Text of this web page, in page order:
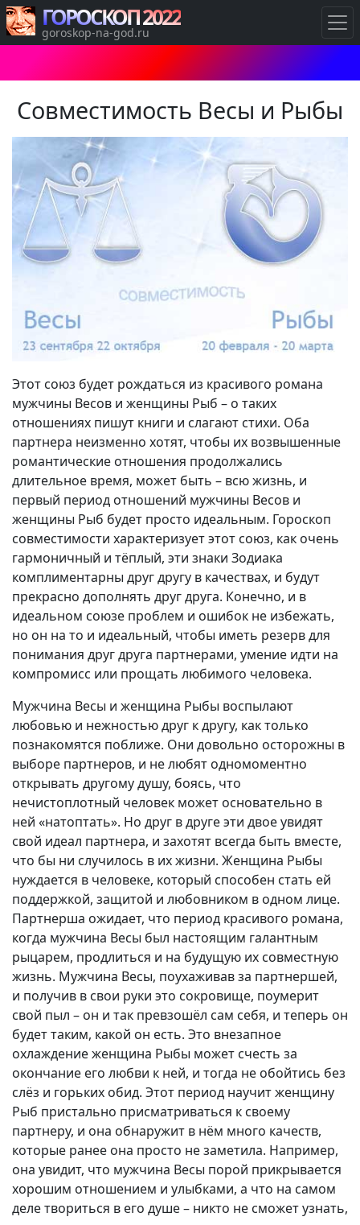
Совместимость Весы и Рыбы
Этот союз будет рождаться из красивого романа
мужчины Весов и женщины Рыб – о таких
отношениях пишут книги и слагают стихи. Оба
партнера неизменно хотят, чтобы их возвышенные
романтические отношения продолжались
длительное время, может быть – всю жизнь, и
первый период отношений мужчины Весов и
женщины Рыб будет просто идеальным. Гороскоп
совместимости характеризует этот союз, как очень
гармоничный и тёплый, эти знаки Зодиака
комплиментарны друг другу в качествах, и будут
прекрасно дополнять друг друга. Конечно, и в
идеальном союзе проблем и ошибок не избежать,
но он на то и идеальный, чтобы иметь резерв для
понимания друг друга партнерами, умение идти на
компромисс или прощать любимого человека.
Мужчина Весы и женщина Рыбы воспылают
любовью и нежностью друг к другу, как только
познакомятся поближе. Они довольно осторожны в
выборе партнеров, и не любят одномоментно
открывать другому душу, боясь, что
нечистоплотный человек может основательно в
ней «натоптать». Но друг в друге эти двое увидят
свой идеал партнера, и захотят всегда быть вместе,
что бы ни случилось в их жизни. Женщина Рыбы
нуждается в человеке, который способен стать ей
поддержкой, защитой и любовником в одном лице.
Партнерша ожидает, что период красивого романа,
когда мужчина Весы был настоящим галантным
рыцарем, продлиться и на будущую их совместную
жизнь. Мужчина Весы, поухаживав за партнершей,
и получив в свои руки это сокровище, поумерит
свой пыл – он и так превзошёл сам себя, и теперь он
будет таким, какой он есть. Это внезапное
охлаждение женщина Рыбы может счесть за
окончание его любви к ней, и тогда не обойтись без
слёз и горьких обид. Этот период научит женщину
Рыб пристально присматриваться к своему
партнеру, и она обнаружит в нём много качеств,
которые ранее она просто не заметила. Например,
она увидит, что мужчина Весы порой прикрывается
хорошим отношением и улыбками, а что на самом
деле твориться в его душе – никто не сможет узнать,
ГОРОСКОП 2022
goroskop-na-god.ru